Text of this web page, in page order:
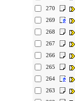
270
269
268
267
266
265
264
263